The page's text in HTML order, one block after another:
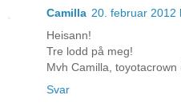
Camilla 20. februar 2012
Heisann!
Tre lodd på meg!
Mvh Camilla,
Svar